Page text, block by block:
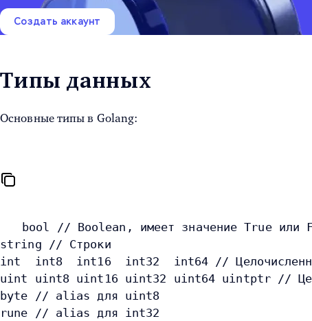
Создать аккаунт
Типы данных
Основные типы в Golang:
bool // Boolean, имеет значение True или
string // Строки
int  int8  int16  int32  int64 //
uint uint8 uint16 uint32 uint64 uintptr //
byte // alias для uint8
rune // alias для int32